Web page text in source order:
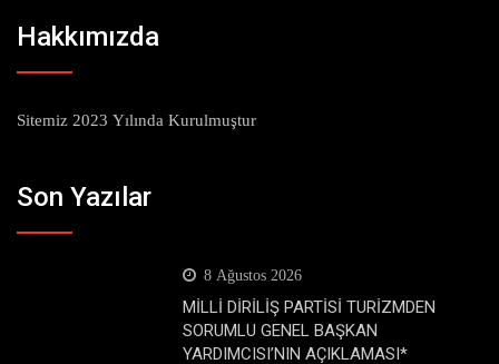
Hakkımızda
Sitemiz 2023 Yılında Kurulmuştur
Son Yazılar
8 Ağustos 2026
MİLLİ DİRİLİŞ PARTİSİ TURİZMDEN
SORUMLU GENEL BAŞKAN
YARDIMCISI’NIN AÇIKLAMASI*